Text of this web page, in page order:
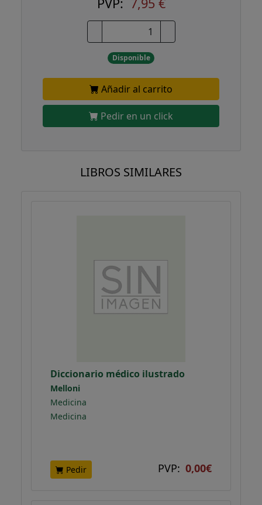
Disponible
Añadir al carrito
Pedir en un click
LIBROS SIMILARES
Diccionario médico ilustrado
Melloni
Medicina
Medicina
Pedir PVP: 0,00€